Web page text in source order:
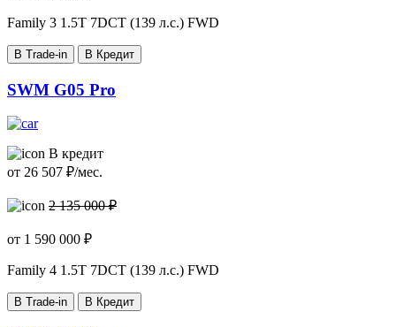
Family 3 1.5T 7DCT (139 л.с.) FWD
В Trade-in В Кредит
SWM G05 Pro
В кредит
от 26 507 ₽/мес.
2 135 000 ₽
от 1 590 000 ₽
Family 4 1.5T 7DCT (139 л.с.) FWD
В Trade-in В Кредит